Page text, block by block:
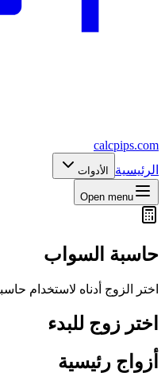
calcpips.com
الرئيسية
الأدوات
Open menu
حاسبة السواب
اختر الزوج أدناه لاستخدام
اختر زوج للبدء
أزواج رئيسية